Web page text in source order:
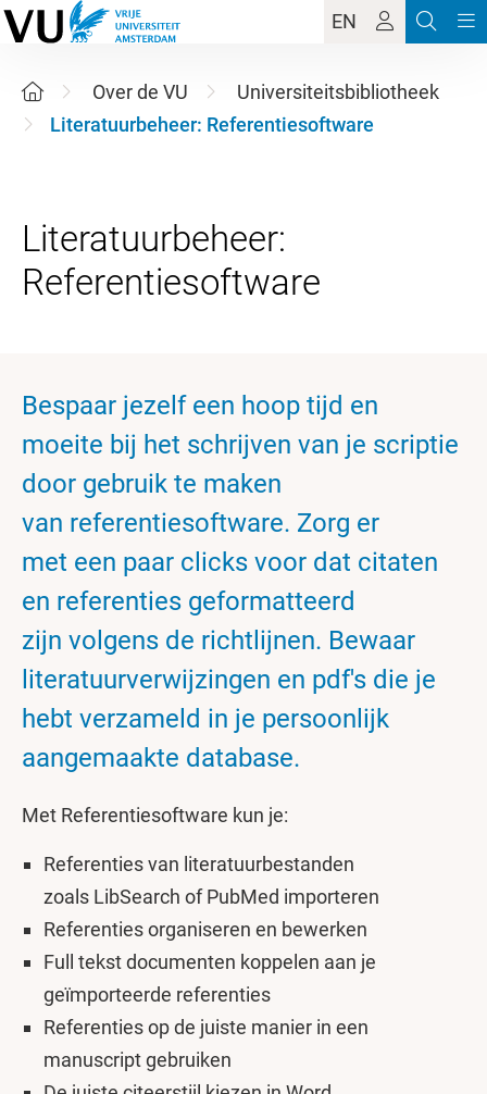
EN
Over de VU
Universiteitsbibliotheek
Literatuurbeheer: Referentiesoftware
Literatuurbeheer:
Bespaar jezelf een hoop tijd en
moeite bij het schrijven van je scriptie
door gebruik te maken
van referentiesoftware. Zorg er
met een paar clicks voor dat citaten
en referenties geformatteerd
zijn volgens de richtlijnen. Bewaar
literatuurverwijzingen en pdf's die je
hebt verzameld in je persoonlijk
aangemaakte database.
Met Referentiesoftware kun je:
Referenties van literatuurbestanden
zoals LibSearch of PubMed importeren
Referenties organiseren en bewerken
Full tekst documenten koppelen aan je
geïmporteerde referenties
Referenties op de juiste manier in een
manuscript gebruiken